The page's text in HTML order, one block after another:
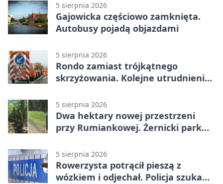
5 sierpnia 2026
Gajowicka częściowo zamknięta.
Autobusy pojadą objazdami
5 sierpnia 2026
Rondo zamiast trójkątnego
skrzyżowania. Kolejne utrudnienia
5 sierpnia 2026
Dwa hektary nowej przestrzeni
przy Rumiankowej. Żernicki park
5 sierpnia 2026
Rowerzysta potrącił pieszą z
wózkiem i odjechał. Policja szuka